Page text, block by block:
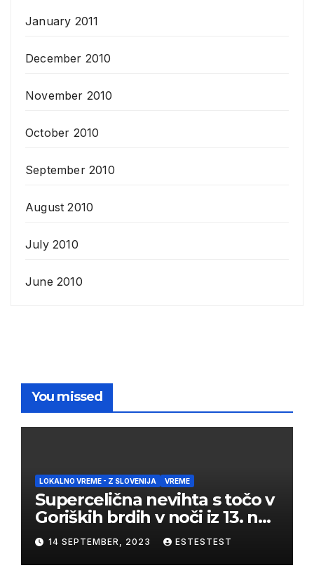
January 2011
December 2010
November 2010
October 2010
September 2010
August 2010
July 2010
June 2010
You missed
LOKALNO VREME - Z SLOVENIJA VREME
Supercelična nevihta s točo v
Goriških brdih v noči iz 13. na
14. september 2023
14 SEPTEMBER, 2023 ESTESTEST